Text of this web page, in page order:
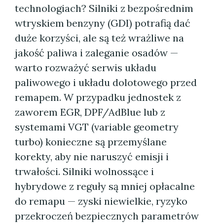
technologiach? Silniki z bezpośrednim
wtryskiem benzyny (GDI) potrafią dać
duże korzyści, ale są też wrażliwe na
jakość paliwa i zaleganie osadów —
warto rozważyć serwis układu
paliwowego i układu dolotowego przed
remapem. W przypadku jednostek z
zaworem EGR, DPF/AdBlue lub z
systemami VGT (variable geometry
turbo) konieczne są przemyślane
korekty, aby nie naruszyć emisji i
trwałości. Silniki wolnossące i
hybrydowe z reguły są mniej opłacalne
do remapu — zyski niewielkie, ryzyko
przekroczeń bezpiecznych parametrów